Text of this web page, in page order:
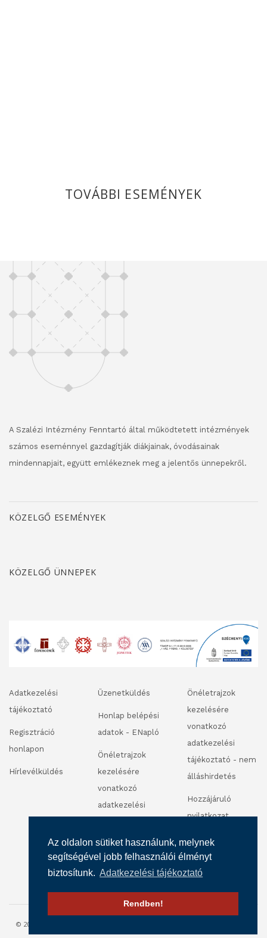
Az oldalon sütiket használunk, melynek
segítségével jobb felhasználói élményt
biztosítunk. Adatkezelési tájékoztató
Rendben!
TOVÁBBI ESEMÉNYEK
A Szalézi Intézmény Fenntartó által működtetett intézmények
számos eseménnyel gazdagítják diákjainak, óvodásainak
mindennapjait, együtt emlékeznek meg a jelentős ünnepekről.
KÖZELGŐ ESEMÉNYEK
KÖZELGŐ ÜNNEPEK
Adatkezelési
tájékoztató
Regisztráció
honlapon
Hírlevélküldés
Üzenetküldés
Honlap belépési
adatok - ENapló
Önéletrajzok
kezelésére
vonatkozó
adatkezelési
álláshirdetés
Önéletrajzok
kezelésére
vonatkozó
adatkezelési
tájékoztató - nem
álláshirdetés
Hozzájáruló
nyilatkozat
videofelvétel
© 2016 SZALÉZI INTÉZMÉNY FENNTARTÓ. MINDEN JOG FENNTARTVA.